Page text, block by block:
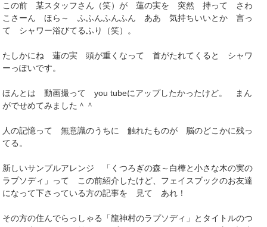
この前 某スタッフさん（笑）が 蓮の実を 突然 持って さわ
こさーん ほら～ ふふんふんふん ああ 気持ちいいとか 言っ
て シャワー浴びてるふり（笑）。
たしかにね 蓮の実 頭が重くなって 首がたれてくると シャワ
ーっぽいです。
ほんとは 動画撮って you tubeにアップしたかったけど。 まん
がでせめてみました＾＾
人の記憶って 無意識のうちに 触れたものが 脳のどこかに残っ
てる。
新しいサンプルアレンジ 「くつろぎの森～白樺と小さな木の実の
ラプソディ」って この前紹介したけど、フェイスブックのお友達
になって下さっている方の記事を 見て あれ！
その方の住んでらっしゃる「龍神村のラプソディ」とタイトルのつ